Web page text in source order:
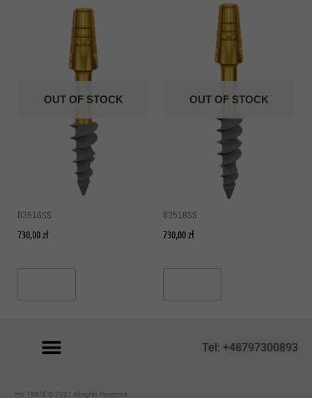
OUT OF STOCK
B3516SS
730,00zł
OUT OF STOCK
B3518SS
730,00zł
Tel: +48797300893
Pro-TRATE © 2021 All rights Reserved.